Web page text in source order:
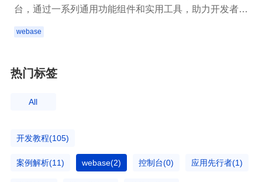
台，通过一系列通用功能组件和实用工具，助力开发者快
速搭建区块链应用的基础环境，并提供可视化合约IDE和
一站式联盟链管理台。
webase
热门标签
All
开发教程(105)
案例解析(11) webase(2) 控制台(0) 应用先行者(1)